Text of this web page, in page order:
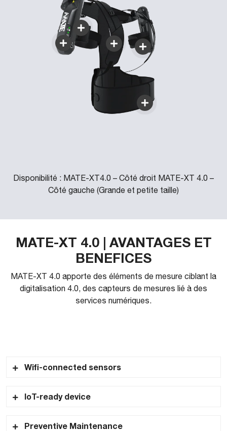
Disponibilité : MATE-XT4.0 – Côté droit MATE-XT 4.0 –
Côté gauche (Grande et petite taille)
MATE-XT 4.0 | AVANTAGES ET
BENEFICES
MATE-XT 4.0 apporte des éléments de mesure ciblant la
digitalisation 4.0, des capteurs de mesures lié à des
services numériques.
Wifi-connected sensors
Données en temps réel à un tableau de bord
IoT-ready device
Intégration de MATE-XT 4.0 avec l’industrie 4.0
Preventive Maintenance